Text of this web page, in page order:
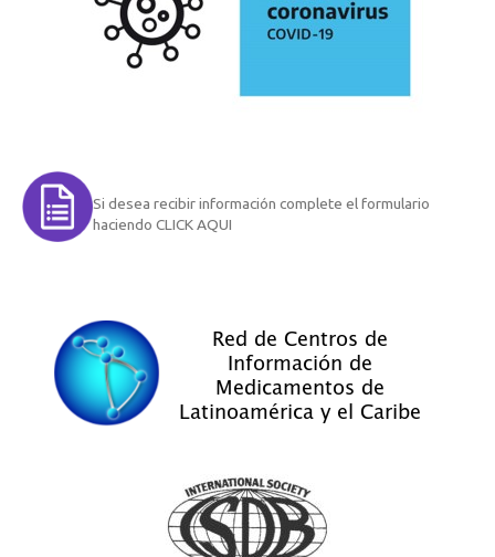
Si desea recibir información complete el formulario
haciendo CLICK AQUI